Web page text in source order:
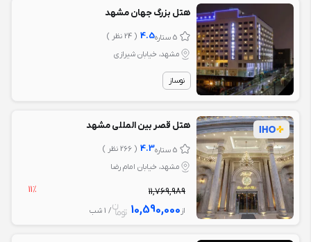
هتل بزرگ جهان مشهد
5 ستاره 4.5 ( 24 نظر )
مشهد، خیابان شیرازی
نوساز
هتل قصر بین المللی مشهد
5 ستاره 4.3 ( 266 نظر )
مشهد، خیابان امام رضا
11,769,989
11%
از 10,590,000 / 1 شب